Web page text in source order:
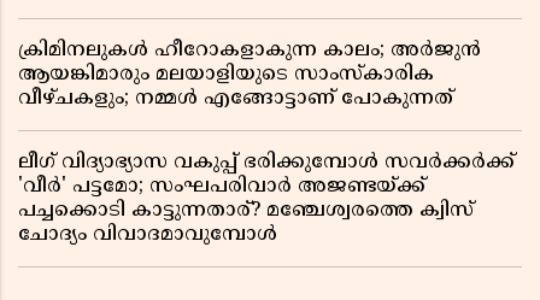
ക്രിമിനലുകൾ ഹീറോകളാകുന്ന കാലം; അർജുൻ
ആയങ്കിമാരും മലയാളിയുടെ സാംസ്കാരിക
വീഴ്ചകളും; നമ്മൾ എങ്ങോട്ടാണ് പോകുന്നത്
ലീഗ് വിദ്യാഭ്യാസ വകുപ്പ് ഭരിക്കുമ്പോൾ സവർക്കർക്ക്
'വീർ' പട്ടമോ; സംഘപരിവാർ അജണ്ടയ്ക്ക്
പച്ചക്കൊടി കാട്ടുന്നതാര്? മഞ്ചേശ്വരത്തെ ക്വിസ്
ചോദ്യം വിവാദമാവുമ്പോൾ